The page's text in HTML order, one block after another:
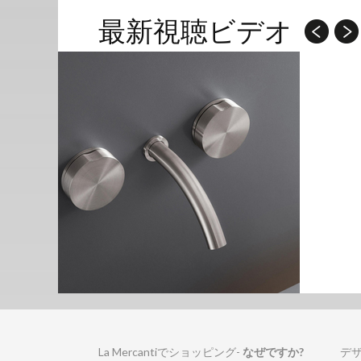
最新視聴ビデオ
La Mercantiでショッピング- なぜですか?
デ